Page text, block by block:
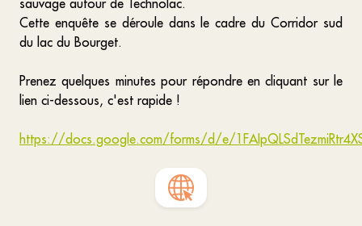
sauvage autour de Technolac.
Cette enquête se déroule dans le cadre du Corridor sud
du lac du Bourget.
Prenez quelques minutes pour répondre en cliquant sur le
lien ci-dessous, c'est rapide !
https://docs.google.com/forms/d/e/